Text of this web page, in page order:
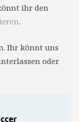
ihr den
.
Ihr könnt uns
oder